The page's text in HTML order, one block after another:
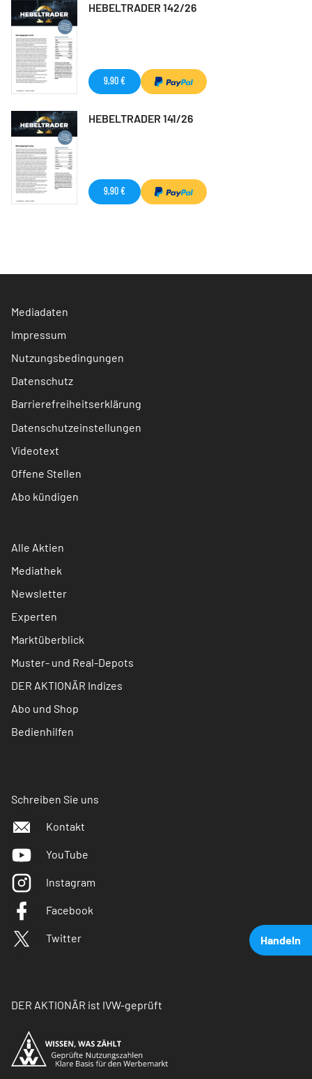
Handeln
HEBELTRADER 142/26
9,90 €
HEBELTRADER 141/26
9,90 €
Mediadaten
Impressum
Nutzungsbedingungen
Datenschutz
Barrierefreiheitserklärung
Datenschutzeinstellungen
Videotext
Offene Stellen
Abo kündigen
Alle Aktien
Mediathek
Newsletter
Experten
Marktüberblick
Muster- und Real-Depots
DER AKTIONÄR Indizes
Abo und Shop
Bedienhilfen
Schreiben Sie uns
Kontakt
YouTube
Instagram
Facebook
Twitter
DER AKTIONÄR ist IVW-geprüft